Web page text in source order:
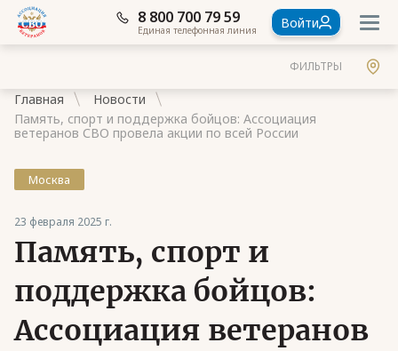
8 800 700 79 59
Единая телефонная линия Войти
ФИЛЬТРЫ
Главная
Новости
Память, спорт и поддержка бойцов: Ассоциация
ветеранов СВО провела акции по всей России
Москва
23 февраля 2025 г.
Память, спорт и
поддержка бойцов:
Ассоциация ветеранов
Контакты
Стать членом Ассоциации ветеранов СВО
Ассоциация в субъектах России
Частые вопросы